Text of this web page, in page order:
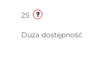
25
Duża dostępność